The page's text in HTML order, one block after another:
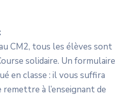
CM2, tous les élèves sont
solidaire. Un formulaire
en classe : il vous suffira
à l’enseignant de